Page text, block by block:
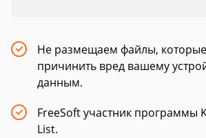
Не размещаем файлы,
причинить вред вашему
данным.
FreeSoft участник программы
List.